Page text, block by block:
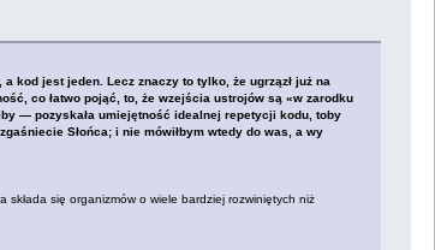
kod jest jeden. Lecz znaczy to tylko, że ugrzązł już na
co łatwo pojąć, to, że wzejścia ustrojów są «w zarodku
— pozyskała umiejętność idealnej repetycji kodu, toby
Słońca; i nie mówiłbym wtedy do was, a wy
składa się organizmów o wiele bardziej rozwiniętych niż